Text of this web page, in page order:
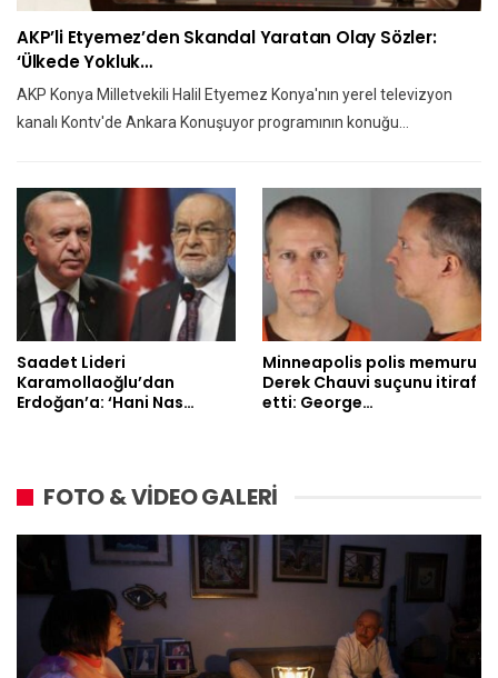
AKP’li Etyemez’den Skandal Yaratan Olay Sözler:
‘Ülkede Yokluk…
AKP Konya Milletvekili Halil Etyemez Konya'nın yerel televizyon
kanalı Kontv'de Ankara Konuşuyor programının konuğu…
Saadet Lideri
Karamollaoğlu’dan
Erdoğan’a: ‘Hani Nas…
Minneapolis polis memuru
Derek Chauvi suçunu itiraf
etti: George…
FOTO & VİDEO GALERİ